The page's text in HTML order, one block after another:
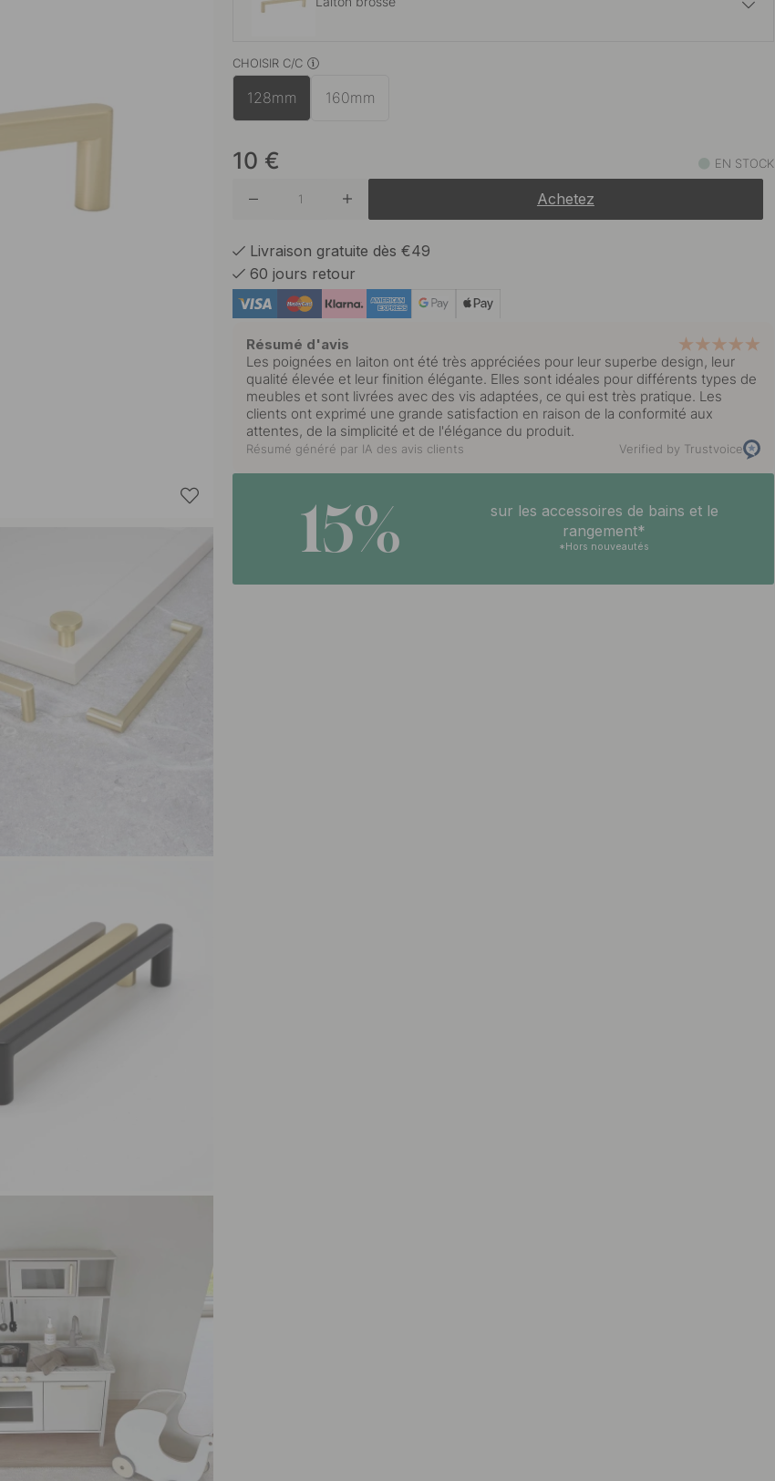
En stock
CHOISIR C/C
128mm 160mm
10 € EN STOCK
Achetez
Livraison gratuite dès €49
60 jours retour
Résumé d'avis
Les poignées en laiton ont été très appréciées pour leur superbe design, leur
qualité élevée et leur finition élégante. Elles sont idéales pour différents types de
meubles et sont livrées avec des vis adaptées, ce qui est très pratique. Les
clients ont exprimé une grande satisfaction en raison de la conformité aux
attentes, de la simplicité et de l'élégance du produit.
Résumé généré par IA des avis clients Verified by Trustvoice
15%
sur les accessoires de bains et le
rangement*
*Hors nouveautés